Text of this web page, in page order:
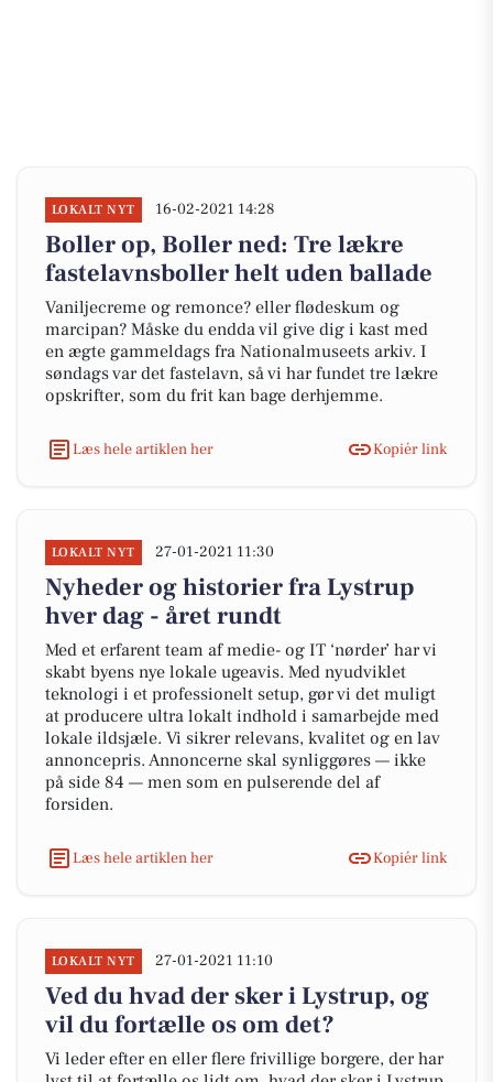
LOKALT NYT 16-02-2021 14:28
Boller op, Boller ned: Tre lækre
fastelavnsboller helt uden ballade
Vaniljecreme og remonce? eller flødeskum og
marcipan? Måske du endda vil give dig i kast med
en ægte gammeldags fra Nationalmuseets arkiv. I
søndags var det fastelavn, så vi har fundet tre lækre
opskrifter, som du frit kan bage derhjemme.
Læs hele artiklen her Kopiér link
LOKALT NYT 27-01-2021 11:30
Nyheder og historier fra Lystrup
hver dag - året rundt
Med et erfarent team af medie- og IT ‘nørder’ har vi
skabt byens nye lokale ugeavis. Med nyudviklet
teknologi i et professionelt setup, gør vi det muligt
at producere ultra lokalt indhold i samarbejde med
lokale ildsjæle. Vi sikrer relevans, kvalitet og en lav
annoncepris. Annoncerne skal synliggøres — ikke
på side 84 — men som en pulserende del af
forsiden.
Læs hele artiklen her Kopiér link
LOKALT NYT 27-01-2021 11:10
Ved du hvad der sker i Lystrup, og
vil du fortælle os om det?
Vi leder efter en eller flere frivillige borgere, der har